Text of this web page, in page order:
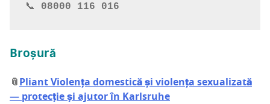
📞
Bro­șu­ră
📎Pli­ant Vio­len­ța domes­ti­că și vio­len­ța sexu­a­li­za­tă
— pro­tec­ție și aju­tor în Karlsruhe